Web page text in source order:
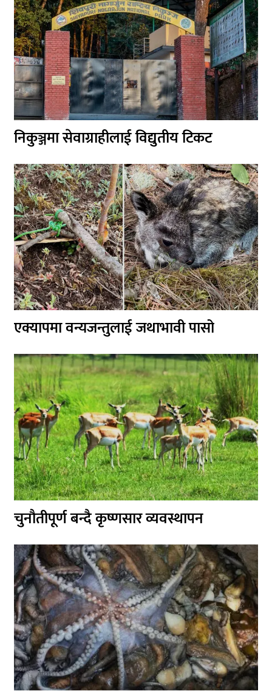
निकुञ्जमा सेवाग्राहीलाई विद्युतीय टिकट
एक्यापमा वन्यजन्तुलाई जथाभावी पासो
चुनौतीपूर्ण बन्दै कृष्णसार व्यवस्थापन